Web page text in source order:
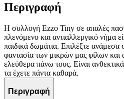
Περιγραφή
Η συλλογή Ezzo Tiny σε απαλές
πλενόμενο και αντιαλλεργικό νήμα
παιδικά δωμάτια. Επιλέξτε
φαντασία των μικρών μας φίλων και
ελεύθερα πάνω τους. Είναι
τα έχετε πάντα καθαρά.
Περιγραφή